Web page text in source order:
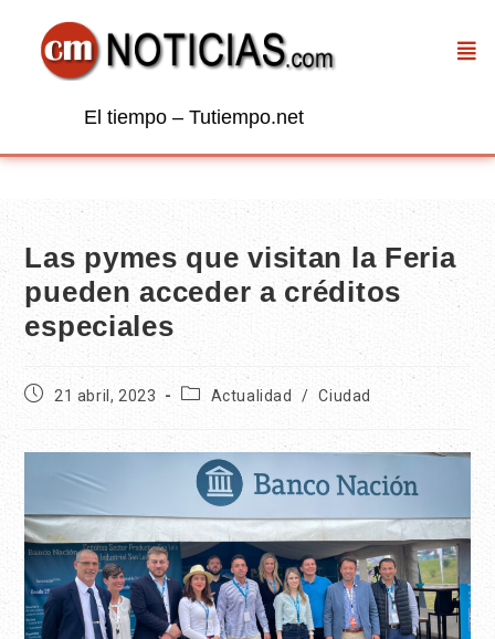
El tiempo – Tutiempo.net
Las pymes que visitan la Feria
pueden acceder a créditos
especiales
21 abril, 2023 Actualidad / Ciudad